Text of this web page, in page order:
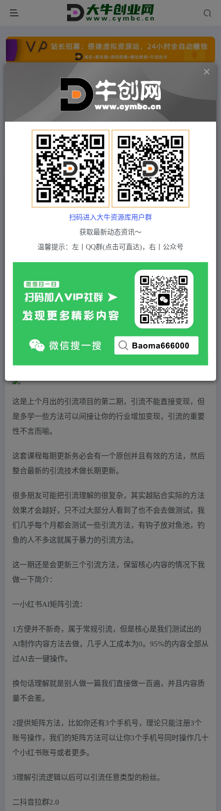
点击开通分站+ 每日收入300+
文字广告火爆招租 文字广告火爆招租
文字广告火爆招租
文字广告火爆招租 文字广告火爆招租
付费项目 福缘网 正文
万能引流2.0，引流变现陪跑，所有引流方法亲测
5 积分
黄金会员 免费 超级会员(永久VIP) 免费
站长QQ：1970819299
付费资源
这是上个月出的引流项目的第二期，引流不能直接变现，但
是多学一些方法可以间接让你的行业增加变现，引流的重要
性不言而喻。
这套课程每期更新务必会有一个原创并且有效的方法，然后
整合最新的引流技术做长期更新。
很多朋友可能把引流理解的很复杂，其实越贴合实际的方法
效果才会越好，只不过大部分人看到了也不会去做测试，我
们几乎每个月都会测试一些引流方法，有钩子放对鱼池，钓
鱼的人不多这就属于暴力的引流方法。
这一期还是会更新三个引流方法，保留核心内容的情况下我
做一下简介：
一小红书AI矩阵引流：
1方便并不新奇，属于常规引流，但是核心是我们测试出的
AI制作内容方法去做，几乎人工成本为0。95%的内容全部从
过AI去一键操作。
换句话理解就是别人做一篇我们直接做一百遍，并且内容质
量不会差。
2提供矩阵方法，比如你还有3个手机号，理论只能注册3个
账号操作，我们的矩阵方法可以让你3个手机号同时操作几十
个小红书账号或者更多。
3理解引流逻辑以后可以引流任意类型的粉丝。
二抖音拉群2.0
扫码进入大牛资源库用户群
获取最新动态资讯～
温馨提示：左丨QQ群(点击可直达)，右丨公众号